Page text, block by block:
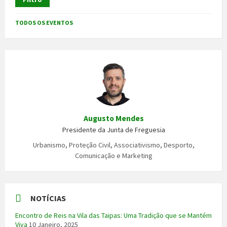
TODOS OS EVENTOS
Augusto Mendes
Presidente da Junta de Freguesia
Urbanismo, Proteção Civil, Associativismo, Desporto,
Comunicação e Marketing
NOTÍCIAS
Encontro de Reis na Vila das Taipas: Uma Tradição que se Mantém
Viva 10 Janeiro, 2025